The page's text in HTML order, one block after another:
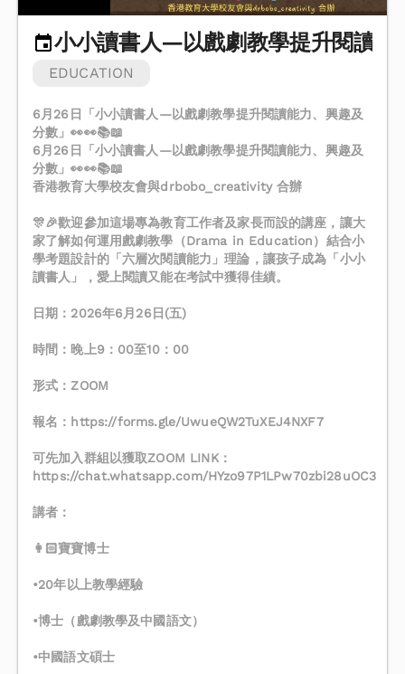
小小讀書人—以戲劇教學提升閱讀能
EDUCATION
6月26日「小小讀書人—以戲劇教學提升閱讀能力、興趣及
分數」👀👀📚📖
6月26日「小小讀書人—以戲劇教學提升閱讀能力、興趣及
分數」👀👀📚📖
香港教育大學校友會與drbobo_creativity 合辦
🎊🎉歡迎參加這場專為教育工作者及家長而設的講座，讓大
家了解如何運用戲劇教學（Drama in Education）結合小
學考題設計的「六層次閱讀能力」理論，讓孩子成為「小小
讀書人」，愛上閱讀又能在考試中獲得佳績。
日期：2026年6月26日(五)
時間：晚上9：00至10：00
形式：ZOOM
報名：https://forms.gle/UwueQW2TuXEJ4NXF7
可先加入群組以獲取ZOOM LINK：
https://chat.whatsapp.com/HYzo97P1LPw70zbi28uOC3
講者：
👩🏻寶寶博士
•20年以上教學經驗
•博士（戲劇教學及中國語文）
•中國語文碩士